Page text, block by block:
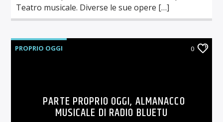
Teatro musicale. Diverse le sue opere […]
PROPRIO OGGI 0
PARTE PROPRIO OGGI, ALMANACCO
MUSICALE DI RADIO BLUETU